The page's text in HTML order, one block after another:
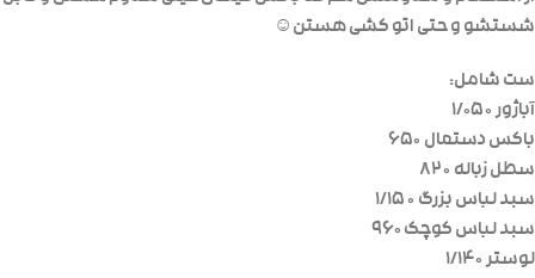
شستشو و حتی اتو کشی هستن☺️
ست شامل:
آباژور ۱/۰۵۰
باکس دستمال ۶۵۰
سطل زباله ۸۲۰
سبد لباس بزرگ ۱/۱۵۰
سبد لباس کوچک ۹۶۰
لوستر ۱/۱۴۰